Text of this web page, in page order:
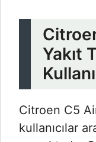
Yakıt
Citroen C5
kullanıcılar